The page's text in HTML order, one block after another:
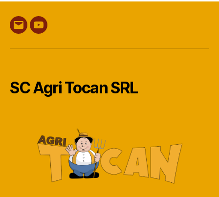
EmailYouTube
SC Agri Tocan SRL